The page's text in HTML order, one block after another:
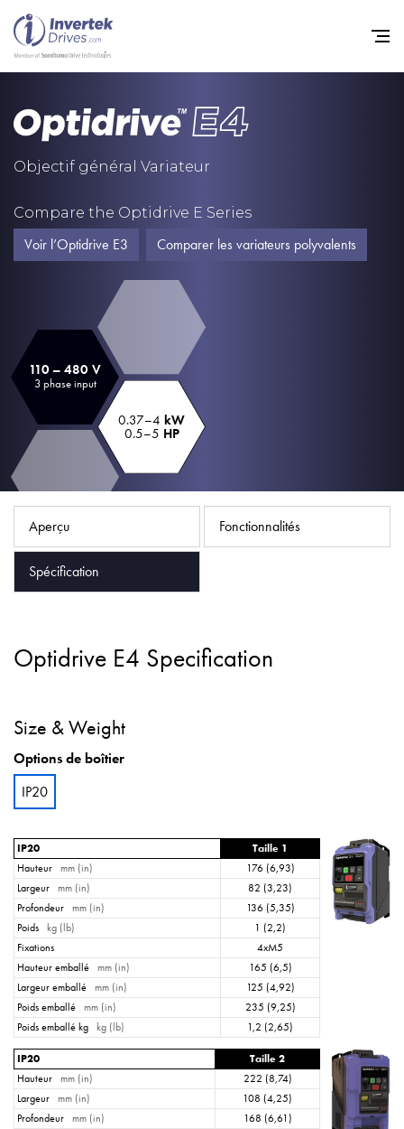
Objectif général Variateur
Compare the Optidrive E Series
Voir l’Optidrive E3 Comparer les variateurs polyvalents
110 – 480 V
3 phase input
0.37–4 kW
0.5–5 HP
Aperçu Fonctionnalités
Spécification
Optidrive E4 Specification
Size & Weight
Options de boîtier
IP20
IP20
Taille 1
Hauteur mm (in)
176 (6,93)
Largeur mm (in)
82 (3,23)
Profondeur mm (in)
136 (5,35)
Poids kg (lb)
1 (2,2)
Fixations
4xM5
Hauteur emballé mm (in)
165 (6,5)
Largeur emballé mm (in)
125 (4,92)
Poids emballé mm (in)
235 (9,25)
Poids emballé kg kg (lb) 1,2 (2,65)
IP20
Taille 2
Hauteur mm (in)
222 (8,74)
Largeur mm (in)
108 (4,25)
Profondeur mm (in)
168 (6,61)
Durabilité
Actualité